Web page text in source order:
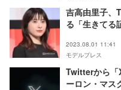
吉高由里子、
る「生きてる
2023.08.01 11:41
モデルプレス
Twitterから「
ーロン・マス